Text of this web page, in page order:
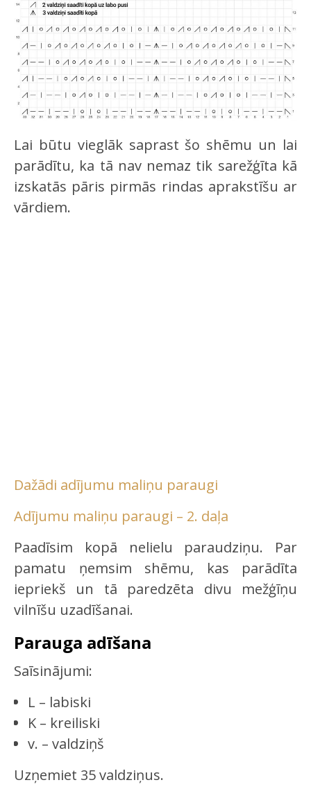
Lai būtu vieglāk saprast šo shēmu un lai
parādītu, ka tā nav nemaz tik sarežģīta kā
izskatās pāris pirmās rindas aprakstīšu ar
vārdiem.
Dažādi adījumu maliņu paraugi
Adījumu maliņu paraugi – 2. daļa
Paadīsim kopā nelielu paraudziņu. Par
pamatu ņemsim shēmu, kas parādīta
iepriekš un tā paredzēta divu mežģīņu
vilnīšu uzadīšanai.
Parauga adīšana
Saīsinājumi:
L – labiski
K – kreiliski
v. – valdziņš
Uzņemiet 35 valdziņus.